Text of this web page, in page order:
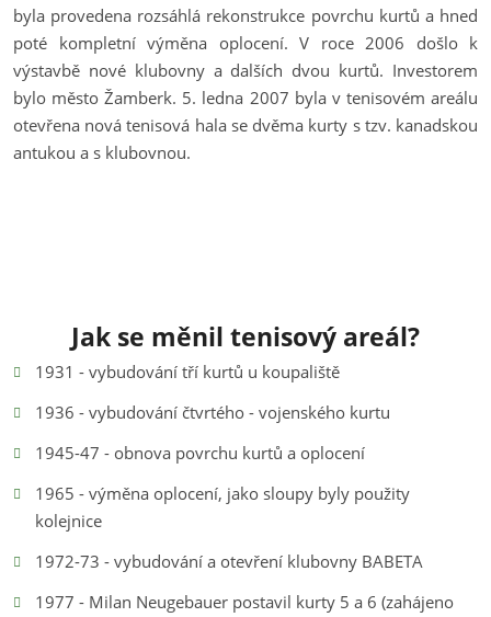
byla provedena rozsáhlá rekonstrukce povrchu kurtů a hned
poté kompletní výměna oplocení. V roce 2006 došlo k
výstavbě nové klubovny a dalších dvou kurtů. Investorem
bylo město Žamberk. 5. ledna 2007 byla v tenisovém areálu
otevřena nová tenisová hala se dvěma kurty s tzv. kanadskou
antukou a s klubovnou.
Jak se měnil tenisový areál?
1931 - vybudování tří kurtů u koupaliště
1936 - vybudování čtvrtého - vojenského kurtu
1945-47 - obnova povrchu kurtů a oplocení
1965 - výměna oplocení, jako sloupy byly použity
kolejnice
1972-73 - vybudování a otevření klubovny BABETA
1977 - Milan Neugebauer postavil kurty 5 a 6 (zahájeno